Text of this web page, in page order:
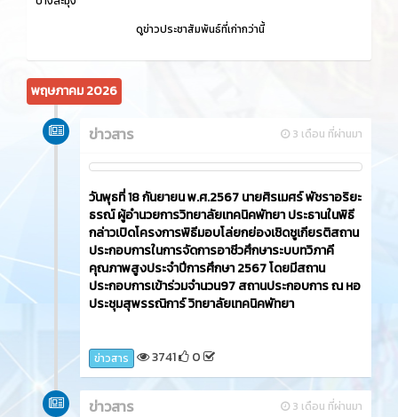
ดูข่าวประชาสัมพันธ์ที่เก่ากว่านี้
พฤษภาคม 2026
3 เดือน ที่ผ่านมา
ข่าวสาร
วันพุธที่ 18 กันยายน พ.ศ.2567 นายศิรเมศร์ พัชราอริยะ
ธรณ์ ผู้อำนวยการวิทยาลัยเทคนิคพัทยา ประธานในพิธี
กล่าวเปิดโครงการพิธีมอบโล่ยกย่องเชิดชูเกียรติสถาน
ประกอบการในการจัดการอาชีวศึกษาระบบทวิภาคี
คุณภาพสูงประจำปีการศึกษา 2567 โดยมีสถาน
ประกอบการเข้าร่วมจำนวน97 สถานประกอบการ ณ หอ
ประชุมสุพรรณิการ์ วิทยาลัยเทคนิคพัทยา
ข่าวสาร 3741 0
3 เดือน ที่ผ่านมา
ข่าวสาร